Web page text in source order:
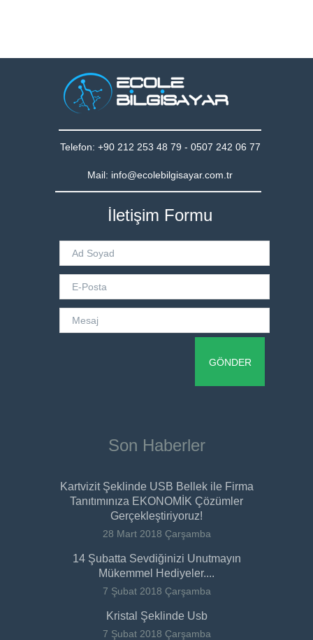
Telefon: +90 212 253 48 79 - 0507 242 06 77
Mail: info@ecolebilgisayar.com.tr
İletişim Formu
Son Haberler
Kartvizit Şeklinde USB Bellek ile Firma
Tanıtımınıza EKONOMİK Çözümler
Gerçekleştiriyoruz!
28 Mart 2018 Çarşamba
14 Şubatta Sevdiğinizi Unutmayın
Mükemmel Hediyeler....
7 Şubat 2018 Çarşamba
Kristal Şeklinde Usb
7 Şubat 2018 Çarşamba